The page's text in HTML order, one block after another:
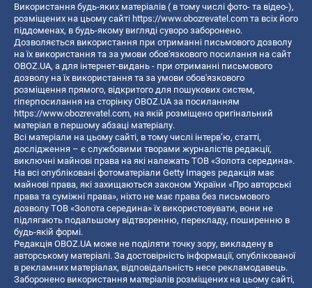
Використання будь-яких матеріалів ( в тому числі фото- та відео-),
розміщених на цьому сайті https://www.obozrevatel.com та всіх його
піддоменах, в будь-якому вигляді суворо заборонено.
Дозволяється використання при отриманні письмового дозволу
на їх використання та за умови обов'язкового посилання на сайт
OBOZ.UA, а для інтернет-видань - при отриманні письмового
дозволу на їх використання та за умови обов'язкового
розміщення прямого, відкритого для пошукових систем,
гіперпосилання на сторінку OBOZ.UA за посиланням
https://www.obozrevatel.com, на якій розміщено оригінальний
матеріал в першому абзаці матеріалу.
Всі матеріали на цьому сайті, в тому числі інтерв’ю, статті,
дослідження – є службовими творами журналістів редакції,
виключні майнові права на які належать ТОВ «Золота середина».
На всі опубліковані фотоматеріали Getty Images редакція має
майнові права, які захищаються законом України «Про авторські
права та суміжні права», ніхто не має права без письмового
дозволу ТОВ «Золота середина» їх використовувати, вони не
підлягають подальшому відтворенню, перекладу, поширенню в
будь-якій формі.
Редакція OBOZ.UA може не поділяти точку зору, викладену в
авторському матеріалі. За достовірність інформації, опублікованої
в рекламних матеріалах, відповідальність несе рекламодавець.
Заборонено використання матеріалів розміщених на цьому сайті,